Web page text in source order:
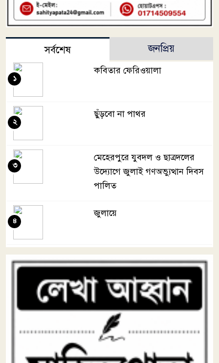
সর্বশেষ জনপ্রিয়
কবিতার ফেরিওয়ালা
১
ছুঁড়বো না পাথর
২
মেহেরপুরে যুবদল ও ছাত্রদলের
উদ্যোগে জুলাই গণঅভ্যুত্থান দিবস
পালিত
৩
জুলায়ে
৪
তোমারই কথা কয়
৫
মা জননী
৬
দিব্য রথের রশ্মি